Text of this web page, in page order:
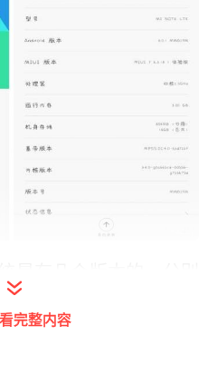
是一个月左右）、开发
新）、内测版（周一到
完整内容